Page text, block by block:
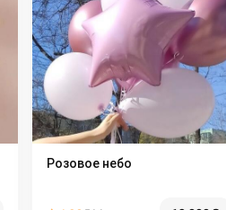
Розовое небо